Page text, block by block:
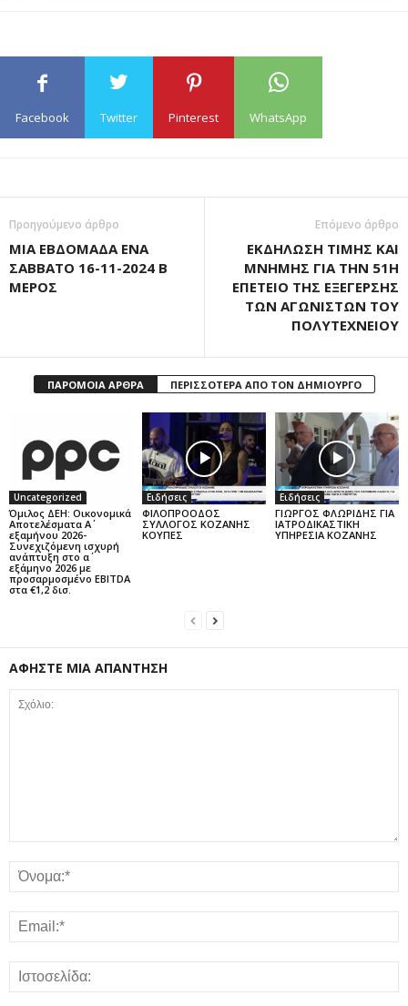
Facebook Twitter Pinterest WhatsApp
Προηγούμενο άρθρο
ΜΙΑ ΕΒΔΟΜΑΔΑ ΕΝΑ
ΣΑΒΒΑΤΟ 16-11-2024 Β
ΜΕΡΟΣ
Επόμενο άρθρο
ΕΚΔΗΛΩΣΗ ΤΙΜΗΣ ΚΑΙ
ΜΝΗΜΗΣ ΓΙΑ ΤΗΝ 51Η
ΕΠΕΤΕΙΟ ΤΗΣ ΕΞΕΓΕΡΣΗΣ
ΤΩΝ ΑΓΩΝΙΣΤΩΝ ΤΟΥ
ΠΟΛΥΤΕΧΝΕΙΟΥ
ΠΑΡΟΜΟΙΑ ΑΡΘΡΑ ΠΕΡΙΣΣΟΤΕΡΑ ΑΠΟ ΤΟΝ ΔΗΜΙΟΥΡΓΟ
Uncategorized
Όμιλος ΔΕΗ: Οικονομικά
Αποτελέσματα Α΄
εξαμήνου 2026-
Συνεχιζόμενη ισχυρή
ανάπτυξη στο α΄
εξάμηνο 2026 με
προσαρμοσμένο EBITDA
στα €1,2 δισ.
Ειδήσεις
ΦΙΛΟΠΡΟΟΔΟΣ
ΣΥΛΛΟΓΟΣ ΚΟΖΑΝΗΣ
ΚΟΥΠΕΣ
Ειδήσεις
ΓΙΩΡΓΟΣ ΦΛΩΡΙΔΗΣ ΓΙΑ
ΙΑΤΡΟΔΙΚΑΣΤΙΚΗ
ΥΠΗΡΕΣΙΑ ΚΟΖΑΝΗΣ
ΑΦΗΣΤΕ ΜΙΑ ΑΠΑΝΤΗΣΗ